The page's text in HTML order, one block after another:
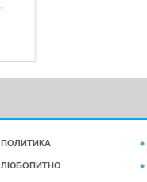
ПОЛИТИКА
ЛЮБОПИТНО